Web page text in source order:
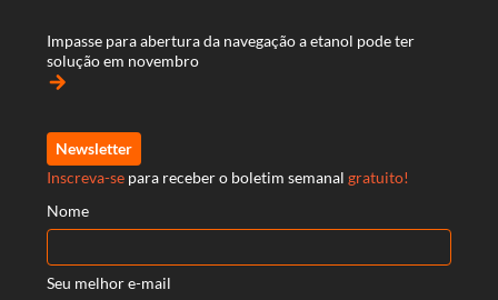
Impasse para abertura da navegação a etanol pode ter
solução em novembro
arrow_forward
Newsletter
Inscreva-se para receber o boletim semanal gratuito!
Nome
Seu melhor e-mail